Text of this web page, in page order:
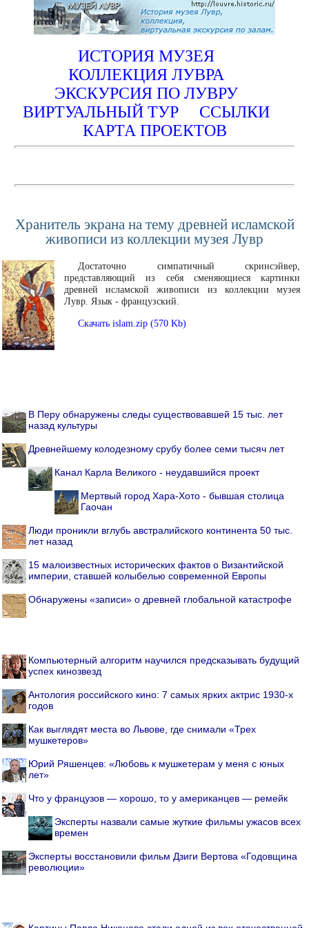
ИСТОРИЯ МУЗЕЯ
КОЛЛЕКЦИЯ ЛУВРА
ЭКСКУРСИЯ ПО ЛУВРУ
ВИРТУАЛЬНЫЙ ТУР
ССЫЛКИ
КАРТА ПРОЕКТОВ
Хранитель экрана на тему древней исламской
живописи из коллекции музея Лувр
Достаточно симпатичный скринсэйвер,
представляющий из себя сменяющиеся картинки
древней исламской живописи из коллекции музея
Лувр. Язык - французский.
Скачать islam.zip (570 Kb)
В Перу обнаружены следы существовавшей 15 тыс. лет
назад культуры
Древнейшему колодезному срубу более семи тысяч лет
Канал Карла Великого - неудавшийся проект
Мертвый город Хара-Хото - бывшая столица
Гаочан
Люди проникли вглубь австралийского континента 50 тыс.
лет назад
15 малоизвестных исторических фактов о Византийской
империи, ставшей колыбелью современной Европы
Обнаружены «записи» о древней глобальной катастрофе
Компьютерный алгоритм научился предсказывать будущий
успех кинозвезд
Антология российского кино: 7 самых ярких актрис 1930-х
годов
Как выглядят места во Львове, где снимали «Трех
мушкетеров»
Юрий Ряшенцев: «Любовь к мушкетерам у меня с юных
лет»
Что у французов — хорошо, то у американцев — ремейк
Эксперты назвали самые жуткие фильмы ужасов всех
времен
Эксперты восстановили фильм Дзиги Вертова «Годовщина
революции»